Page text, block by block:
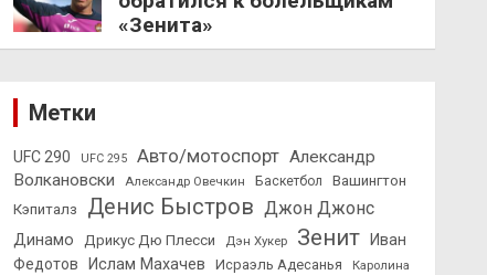
«Зенита»
Метки
UFC 290 UFC 295 Авто/мотоспорт Александр
Волкановски
Александр Овечкин Баскетбол
Вашингтон
Кэпиталз
Денис Быстров Джон Джонс
Динамо Дрикус Дю Плесси Дэн Хукер Зенит
Иван
Федотов
Ислам Махачев Исраэль Адесанья
Каролина